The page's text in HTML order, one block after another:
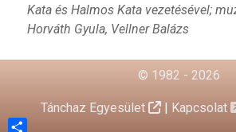
Kata és Halmos Kata vezetésével;
Horváth Gyula, Vellner Balázs
© 1982 - 2026
Tánchaz Egyesület | Kapcsolat